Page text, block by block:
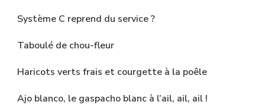
Système C reprend du service ?
Taboulé de chou-fleur
Haricots verts frais et courgette à la poêle
Ajo blanco, le gaspacho blanc à l’ail, ail, ail !